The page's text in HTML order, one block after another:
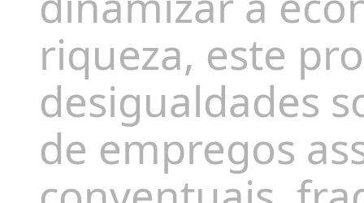
riqueza, este
desigualdades
de empregos